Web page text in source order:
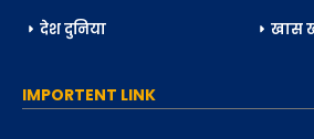
देश दुनिया
खास
IMPORTENT LINK